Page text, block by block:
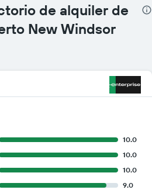
de alquiler de
New Windsor
10.0
10.0
10.0
9.0